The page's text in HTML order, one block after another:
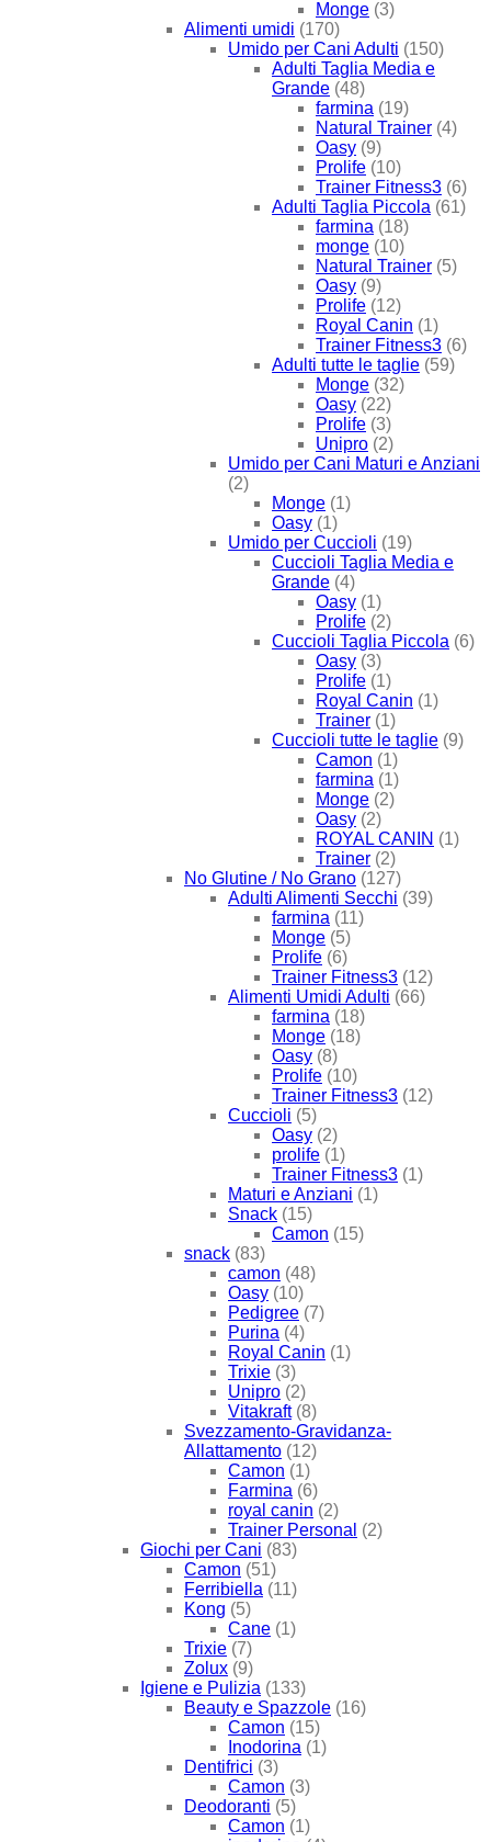
Monge (3)
Alimenti umidi (170)
Umido per Cani Adulti (150)
Adulti Taglia Media e
Grande (48)
farmina (19)
Natural Trainer (4)
Oasy (9)
Prolife (10)
Trainer Fitness3 (6)
Adulti Taglia Piccola (61)
farmina (18)
monge (10)
Natural Trainer (5)
Oasy (9)
Prolife (12)
Royal Canin (1)
Trainer Fitness3 (6)
Adulti tutte le taglie (59)
Monge (32)
Oasy (22)
Prolife (3)
Unipro (2)
Umido per Cani Maturi e Anziani
(2)
Monge (1)
Oasy (1)
Umido per Cuccioli (19)
Cuccioli Taglia Media e
Grande (4)
Oasy (1)
Prolife (2)
Cuccioli Taglia Piccola (6)
Oasy (3)
Prolife (1)
Royal Canin (1)
Trainer (1)
Cuccioli tutte le taglie (9)
Camon (1)
farmina (1)
Monge (2)
Oasy (2)
ROYAL CANIN (1)
Trainer (2)
No Glutine / No Grano (127)
Adulti Alimenti Secchi (39)
farmina (11)
Monge (5)
Prolife (6)
Trainer Fitness3 (12)
Alimenti Umidi Adulti (66)
farmina (18)
Monge (18)
Oasy (8)
Prolife (10)
Trainer Fitness3 (12)
Cuccioli (5)
Oasy (2)
prolife (1)
Trainer Fitness3 (1)
Maturi e Anziani (1)
Snack (15)
Camon (15)
snack (83)
camon (48)
Oasy (10)
Pedigree (7)
Purina (4)
Royal Canin (1)
Trixie (3)
Unipro (2)
Vitakraft (8)
Svezzamento-Gravidanza-
Allattamento (12)
Camon (1)
Farmina (6)
royal canin (2)
Trainer Personal (2)
Giochi per Cani (83)
Camon (51)
Ferribiella (11)
Kong (5)
Cane (1)
Trixie (7)
Zolux (9)
Igiene e Pulizia (133)
Beauty e Spazzole (16)
Camon (15)
Inodorina (1)
Dentifrici (3)
Camon (3)
Deodoranti (5)
Camon (1)